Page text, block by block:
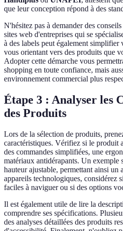
que leur conception répond à des
N'hésitez pas à demander des
sites web d'entreprises qui se
à des labels peut également simplifier
vous orientant vers des produits que
Adopter cette démarche vous
shopping en toute confiance, mais
environnement commercial plus
Étape 3 : Analyser les
des Produits
Lors de la sélection de produits,
caractéristiques. Vérifiez si le produit
des commandes simplifiées, une
matériaux antidérapants. Un
hauteur ajustable, permettant ainsi un
appareils technologiques, considérez
faciles à naviguer ou si des options
Il est également utile de lire la
comprendre ses spécifications.
des analyses détaillées des produits